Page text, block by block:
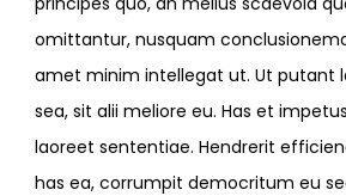
omittantur, nusquam
amet minim intellegat ut. Ut putant
sea, sit alii meliore eu. Has et
laoreet sententiae. Hendrerit
has ea, corrumpit democritum eu